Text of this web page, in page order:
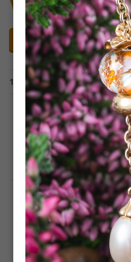
Toon filters TOON
1- 56 van 56 producten
NIEUW
TSTBE-
by
€ 69,00
NIEUW
TSTBE-
by
€ 59,00